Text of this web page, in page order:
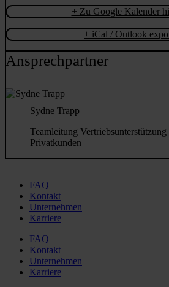
+ Zu Google Kalender
+ iCal / Outlook
Ansprechpartner
Sydne Trapp
Teamleitung
Privatkunden
FAQ
Kontakt
Unternehmen
Karriere
FAQ
Kontakt
Unternehmen
Karriere